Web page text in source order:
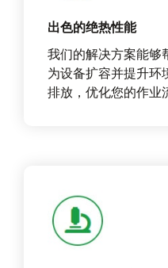
出色的绝热性能
我们的解决方案能够
为设备扩容并提升环
排放，优化您的作业